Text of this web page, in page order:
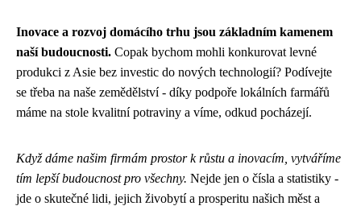
Inovace a rozvoj domácího trhu jsou základním kamenem
naší budoucnosti. Copak bychom mohli konkurovat levné
produkci z Asie bez investic do nových technologií? Podívejte
se třeba na naše zemědělství - díky podpoře lokálních farmářů
máme na stole kvalitní potraviny a víme, odkud pocházejí.
Když dáme našim firmám prostor k růstu a inovacím, vytváříme
tím lepší budoucnost pro všechny. Nejde jen o čísla a statistiky -
jde o skutečné lidi, jejich živobytí a prosperitu našich měst a